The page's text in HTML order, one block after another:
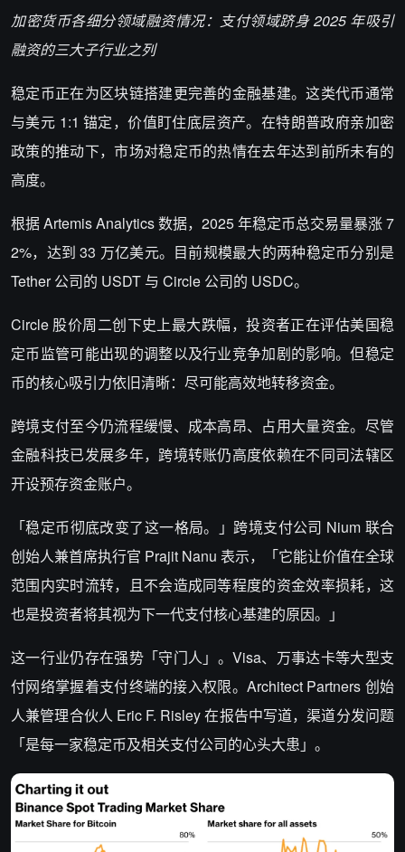
加密货币各细分领域融资情况：支付领域跻身 2025 年吸引
融资的三大子行业之列
稳定币正在为区块链搭建更完善的金融基建。这类代币通常
与美元 1:1 锚定，价值盯住底层资产。在特朗普政府亲加密
政策的推动下，市场对稳定币的热情在去年达到前所未有的
高度。
根据 Artemis Analytics 数据，2025 年稳定币总交易量暴涨 7
2%，达到 33 万亿美元。目前规模最大的两种稳定币分别是
Tether 公司的 USDT 与 Circle 公司的 USDC。
Circle 股价周二创下史上最大跌幅，投资者正在评估美国稳
定币监管可能出现的调整以及行业竞争加剧的影响。但稳定
币的核心吸引力依旧清晰：尽可能高效地转移资金。
跨境支付至今仍流程缓慢、成本高昂、占用大量资金。尽管
金融科技已发展多年，跨境转账仍高度依赖在不同司法辖区
开设预存资金账户。
「稳定币彻底改变了这一格局。」跨境支付公司 Nium 联合
创始人兼首席执行官 Prajit Nanu 表示，「它能让价值在全球
范围内实时流转，且不会造成同等程度的资金效率损耗，这
也是投资者将其视为下一代支付核心基建的原因。」
这一行业仍存在强势「守门人」。Visa、万事达卡等大型支
付网络掌握着支付终端的接入权限。Architect Partners 创始
人兼管理合伙人 Eric F. Risley 在报告中写道，渠道分发问题
「是每一家稳定币及相关支付公司的心头大患」。